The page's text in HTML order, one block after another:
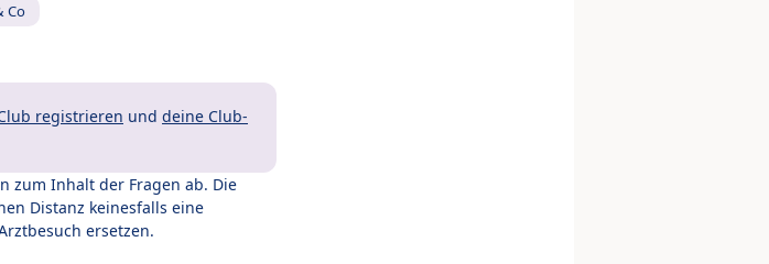
Co
registrieren und deine Club-
zum Inhalt der Fragen ab. Die
Distanz keinesfalls eine
ersetzen.